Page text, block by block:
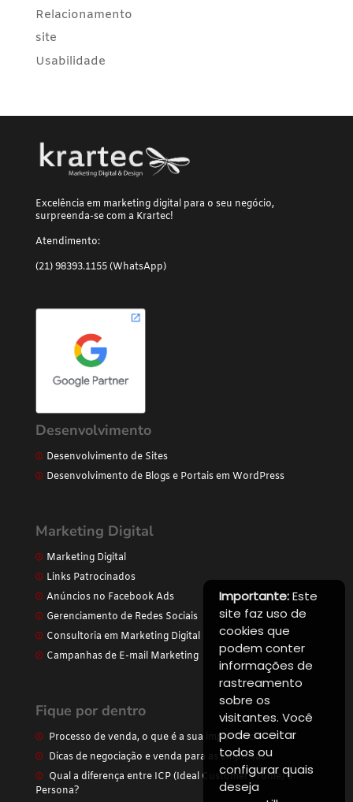
Relacionamento
site
Usabilidade
Excelência em marketing digital para o seu negócio,
surpreenda-se com a Krartec!
Atendimento:
(21) 98393.1155 (WhatsApp)
Desenvolvimento
Desenvolvimento de Sites
Desenvolvimento de Blogs e Portais em WordPress
Marketing Digital
Marketing Digital
Links Patrocinados
Anúncios no Facebook Ads
Gerenciamento de Redes Sociais
Consultoria em Marketing Digital
Campanhas de E-mail Marketing
Fique por dentro
Processo de venda, o que é a sua importância
Dicas de negociação e venda para as empresas
Qual a diferença entre ICP (Ideal Customer Profile) e
Persona?
Importante:Este
site faz uso de
cookies que
podem conter
informações de
rastreamento
sobre os
visitantes. Você
pode aceitar
todos ou
configurar quais
deseja